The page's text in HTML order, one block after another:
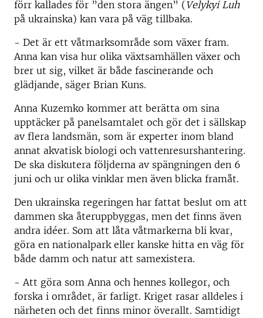
förr kallades för ”den stora ängen” (Velykyi Luh
på ukrainska) kan vara på väg tillbaka.
- Det är ett våtmarksområde som växer fram.
Anna kan visa hur olika växtsamhällen växer och
brer ut sig, vilket är både fascinerande och
glädjande, säger Brian Kuns.
Anna Kuzemko kommer att berätta om sina
upptäcker på panelsamtalet och gör det i sällskap
av flera landsmän, som är experter inom bland
annat akvatisk biologi och vattenresurshantering.
De ska diskutera följderna av spängningen den 6
juni och ur olika vinklar men även blicka framåt.
Den ukrainska regeringen har fattat beslut om att
dammen ska återuppbyggas, men det finns även
andra idéer. Som att låta våtmarkerna bli kvar,
göra en nationalpark eller kanske hitta en väg för
både damm och natur att samexistera.
- Att göra som Anna och hennes kollegor, och
forska i området, är farligt. Kriget rasar alldeles i
närheten och det finns minor överallt. Samtidigt